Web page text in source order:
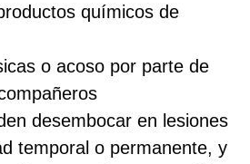
químicos de
o acoso por parte de
desembocar en lesiones
temporal o permanente, y